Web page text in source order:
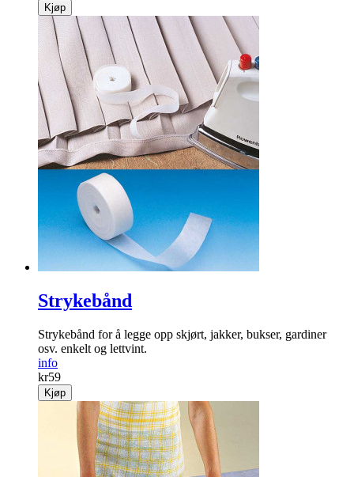
Kjøp
Strykebånd
Strykebånd for å legge opp skjørt, jakker, bukser, gardiner
osv. enkelt og lettvint.
info
kr59
Kjøp